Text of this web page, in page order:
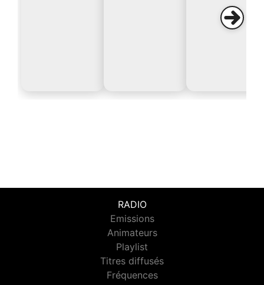
RADIO
Emissions
Animateurs
Playlist
Titres diffusés
Fréquences